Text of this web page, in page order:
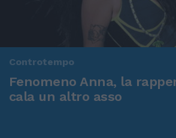
Controtempo
Fenomeno Anna, la
cala un altro asso